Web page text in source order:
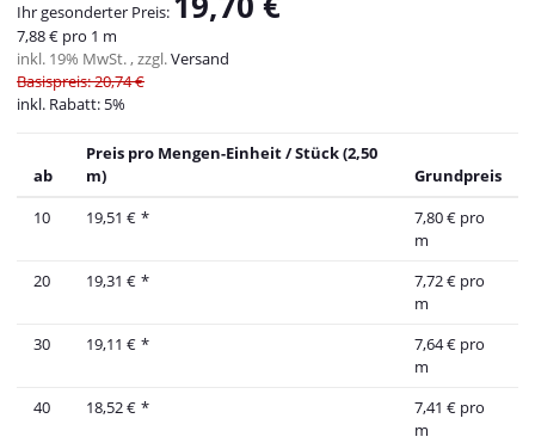
Ihr gesonderter Preis:
7,88 € pro 1 m
inkl. 19% MwSt. , zzgl.Versand
Basispreis: 20,74 €
inkl. Rabatt: 5%
ab
Preis pro Mengen-Einheit / Stück (2,50
m)
Grundpreis
10
19,51 € *
7,80 € pro
m
20
19,31 € *
7,72 € pro
m
30
19,11 € *
7,64 € pro
m
40
18,52 € *
7,41 € pro
m